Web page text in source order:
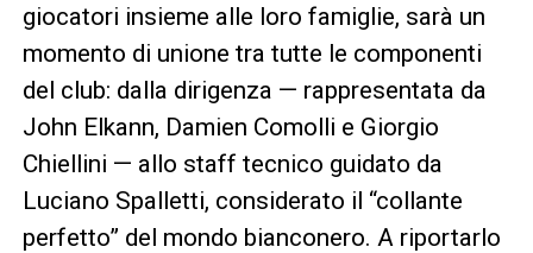
giocatori insieme alle loro famiglie, sarà un
momento di unione tra tutte le componenti
del club: dalla dirigenza — rappresentata da
John Elkann, Damien Comolli e Giorgio
Chiellini — allo staff tecnico guidato da
Luciano Spalletti, considerato il “collante
perfetto” del mondo bianconero. A riportarlo